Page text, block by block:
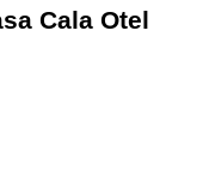
Cala Otel